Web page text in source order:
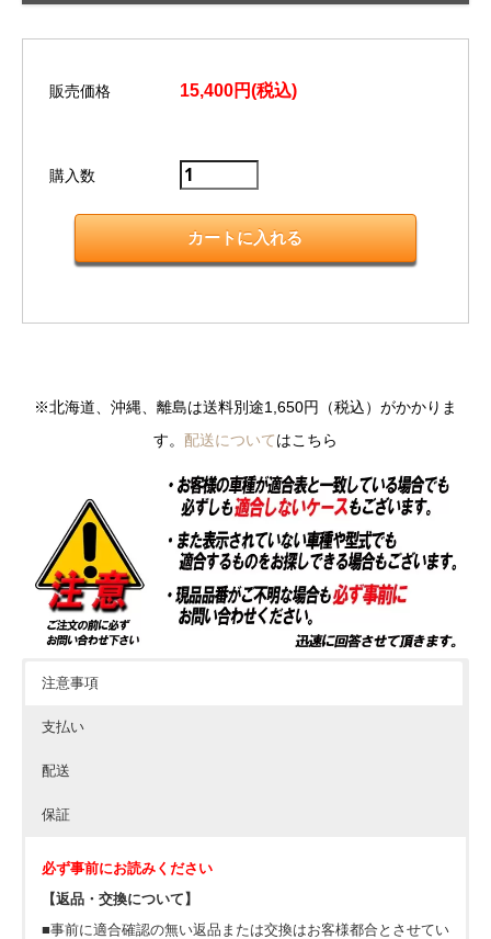
販売価格 15,400円(税込)
購入数
※北海道、沖縄、離島は送料別途1,650円（税込）がかかりま
す。 配送についてはこちら
注意事項
支払い
配送
保証
必ず事前にお読みください
【返品・交換について】
■事前に適合確認の無い返品または交換はお客様都合とさせてい